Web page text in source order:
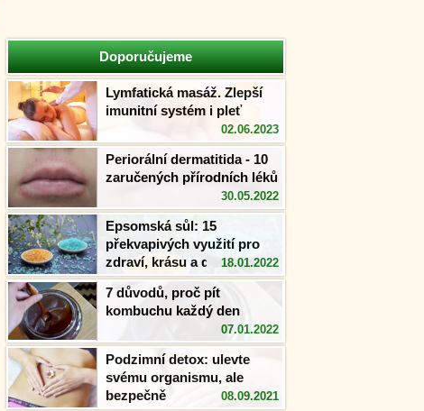
Doporučujeme
Lymfatická masáž. Zlepší
imunitní systém i pleť
02.06.2023
Periorální dermatitida - 10
zaručených přírodních léků
30.05.2022
Epsomská sůl: 15
překvapivých využití pro
zdraví, krásu a domov18.01.2022
7 důvodů, proč pít
kombuchu každý den
07.01.2022
Podzimní detox: ulevte
svému organismu, ale
bezpečně
08.09.2021